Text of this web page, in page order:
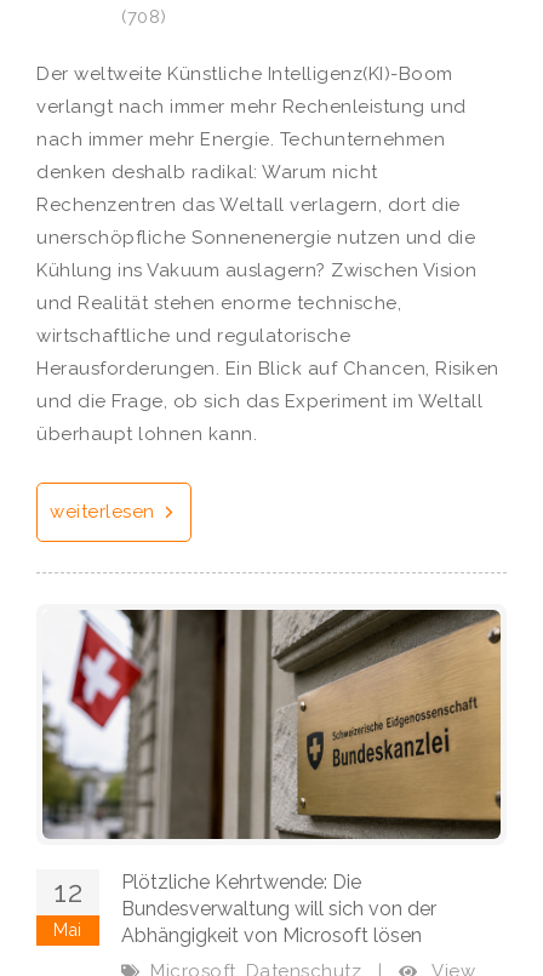
(708)
Der weltweite Künstliche Intelligenz(KI)-Boom
verlangt nach immer mehr Rechenleistung und
nach immer mehr Energie. Techunternehmen
denken deshalb radikal: Warum nicht
Rechenzentren das Weltall verlagern, dort die
unerschöpfliche Sonnenenergie nutzen und die
Kühlung ins Vakuum auslagern? Zwischen Vision
und Realität stehen enorme technische,
wirtschaftliche und regulatorische
Herausforderungen. Ein Blick auf Chancen, Risiken
und die Frage, ob sich das Experiment im Weltall
überhaupt lohnen kann.
weiterlesen
12
Mai
Plötzliche Kehrtwende: Die
Bundesverwaltung will sich von der
Abhängigkeit von Microsoft lösen
,
View